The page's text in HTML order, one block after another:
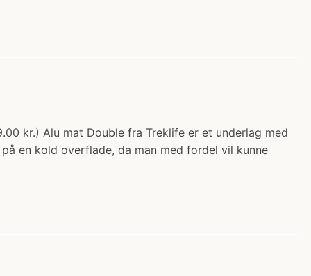
kr.) Alu mat Double fra Treklife er et underlag med
en kold overflade, da man med fordel vil kunne